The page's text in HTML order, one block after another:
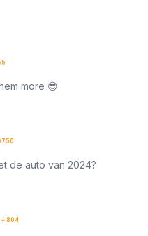
more 😎
de auto van 2024?
+ 804